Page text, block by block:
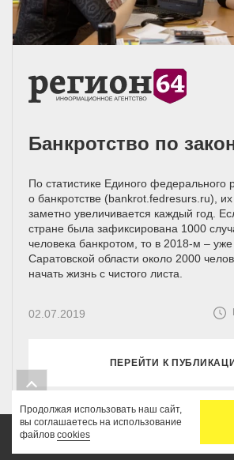
Банкротство по
По статистике Единого федерального
о банкротстве (bankrot.fedresurs.ru), их
заметно увеличивается каждый год.
стране была зафиксирована 1000
человека банкротом, то в 2018-м –
Саратовской области около 2000
начать жизнь с чистого листа.
02.07.2019
ПЕРЕЙТИ К
Продолжая использовать наш сайт,
вы соглашаетесь на использование
файлов cookies